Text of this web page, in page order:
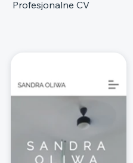
Profesjonalne CV